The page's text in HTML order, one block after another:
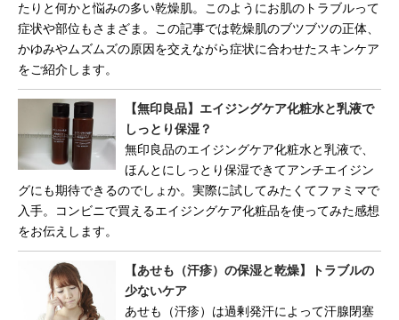
たりと何かと悩みの多い乾燥肌。このようにお肌のトラブルって
症状や部位もさまざま。この記事では乾燥肌のブツブツの正体、
かゆみやムズムズの原因を交えながら症状に合わせたスキンケア
をご紹介します。
【無印良品】エイジングケア化粧水と乳液で
しっとり保湿？
無印良品のエイジングケア化粧水と乳液で、
ほんとにしっとり保湿できてアンチエイジン
グにも期待できるのでしょか。実際に試してみたくてファミマで
入手。コンビニで買えるエイジングケア化粧品を使ってみた感想
をお伝えします。
【あせも（汗疹）の保湿と乾燥】トラブルの
少ないケア
あせも（汗疹）は過剰発汗によって汗腺閉塞